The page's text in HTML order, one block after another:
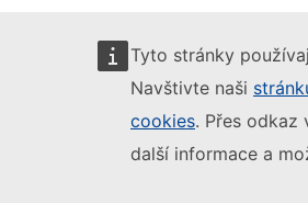
Tyto stránky
Navštivte naši
cookies. Přes odkaz
další informace a